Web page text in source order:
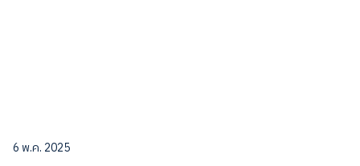
6 พ.ค. 2025